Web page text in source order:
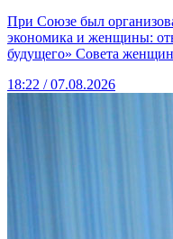
При Союзе был
экономика и женщины:
будущего» Совета
18:22 / 07.08.2026